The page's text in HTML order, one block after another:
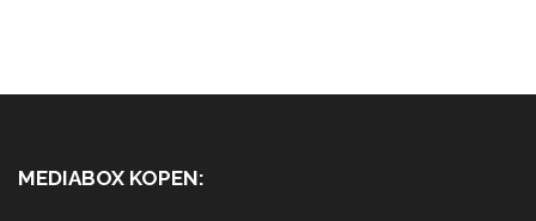
MEDIABOX KOPEN: